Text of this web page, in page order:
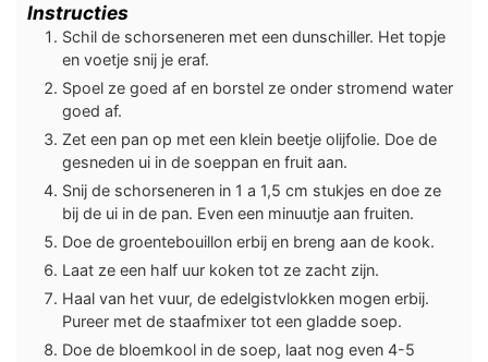
Instructies
Schil de schorseneren met een dunschiller. Het topje
en voetje snij je eraf.
Spoel ze goed af en borstel ze onder stromend water
goed af.
Zet een pan op met een klein beetje olijfolie. Doe de
gesneden ui in de soeppan en fruit aan.
Snij de schorseneren in 1 a 1,5 cm stukjes en doe ze
bij de ui in de pan. Even een minuutje aan fruiten.
Doe de groentebouillon erbij en breng aan de kook.
Laat ze een half uur koken tot ze zacht zijn.
Haal van het vuur, de edelgistvlokken mogen erbij.
Pureer met de staafmixer tot een gladde soep.
Doe de bloemkool in de soep, laat nog even 4-5